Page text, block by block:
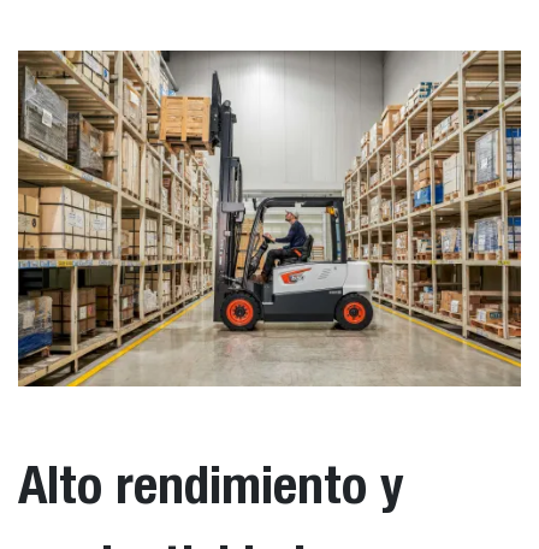
Alto rendimiento y